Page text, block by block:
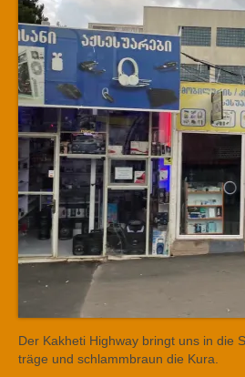
Der Kakheti Highway bringt uns in die
träge und schlammbraun die Kura.